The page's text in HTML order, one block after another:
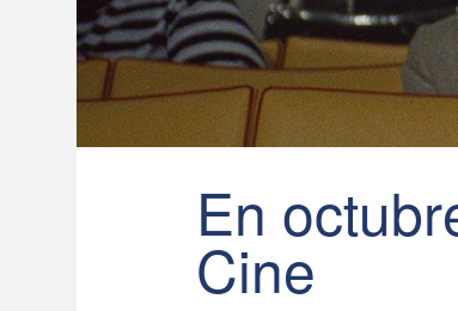
En
Cine